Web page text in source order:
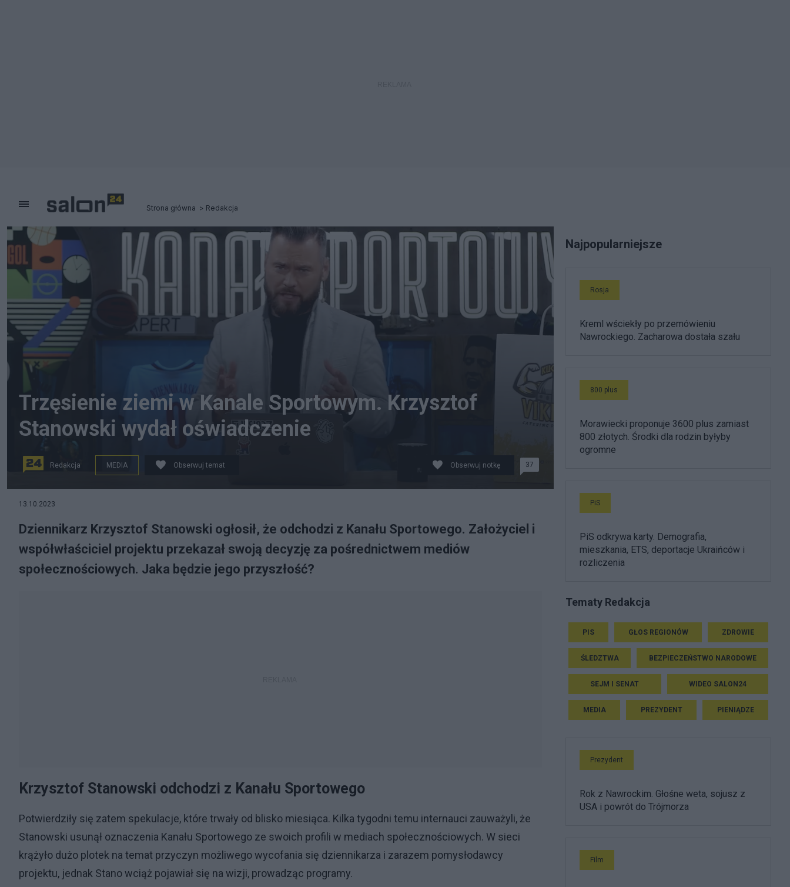
Strona główna Redakcja
YouTube.com/Kanał Sportowy
Trzęsienie ziemi w Kanale Sportowym. Krzysztof
Stanowski wydał oświadczenie
Redakcja MEDIA Obserwuj temat Obserwuj notkę 37
13.10.2023
Dziennikarz Krzysztof Stanowski ogłosił, że odchodzi z Kanału Sportowego. Założyciel i
współwłaściciel projektu przekazał swoją decyzję za pośrednictwem mediów
społecznościowych. Jaka będzie jego przyszłość?
Krzysztof Stanowski odchodzi z Kanału Sportowego
Potwierdziły się zatem spekulacje, które trwały od blisko miesiąca. Kilka tygodni temu internauci zauważyli, że
Stanowski usunął oznaczenia Kanału Sportowego ze swoich profili w mediach społecznościowych. W sieci
krążyło dużo plotek na temat przyczyn możliwego wycofania się dziennikarza i zarazem pomysłodawcy
projektu, jednak Stano wciąż pojawiał się na wizji, prowadząc programy.
Najpopularniejsze
Rosja
Kreml wściekły po przemówieniu
Nawrockiego. Zacharowa dostała szału
800 plus
Morawiecki proponuje 3600 plus zamiast
800 złotych. Środki dla rodzin byłyby
ogromne
PiS
PiS odkrywa karty. Demografia,
mieszkania, ETS, deportacje Ukraińców i
rozliczenia
Tematy Redakcja
PIS GŁOS REGIONÓW ZDROWIE
ŚLEDZTWA BEZPIECZEŃSTWO NARODOWE
SEJM I SENAT WIDEO SALON24
MEDIA PREZYDENT PIENIĄDZE
Prezydent
Rok z Nawrockim. Głośne weta, sojusz z
USA i powrót do Trójmorza
Film